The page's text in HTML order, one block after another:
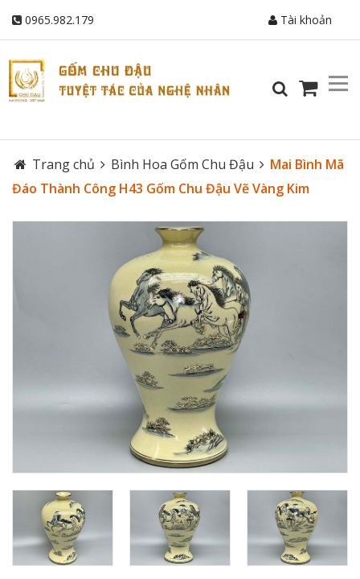
0965.982.179 Tài khoản
Trang chủ Bình Hoa Gốm Chu Đậu
Mai Bình Mã
Đáo Thành Công H43 Gốm Chu Đậu Vẽ Vàng Kim